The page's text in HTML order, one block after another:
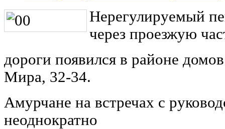
Нерегулируемый
через проезжую
дороги появился в районе
Мира, 32-34.
Амурчане на встречах с
неоднократно